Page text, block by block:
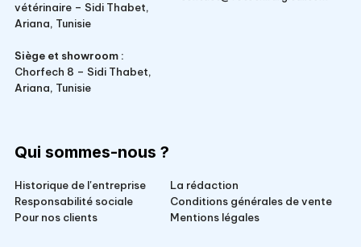
vétérinaire – Sidi Thabet,
Ariana, Tunisie
Siège et showroom :
Chorfech 8 – Sidi Thabet,
Ariana, Tunisie
Qui sommes-nous ?
Historique de l'entreprise
Responsabilité sociale
Pour nos clients
La rédaction
Conditions générales de vente
Mentions légales